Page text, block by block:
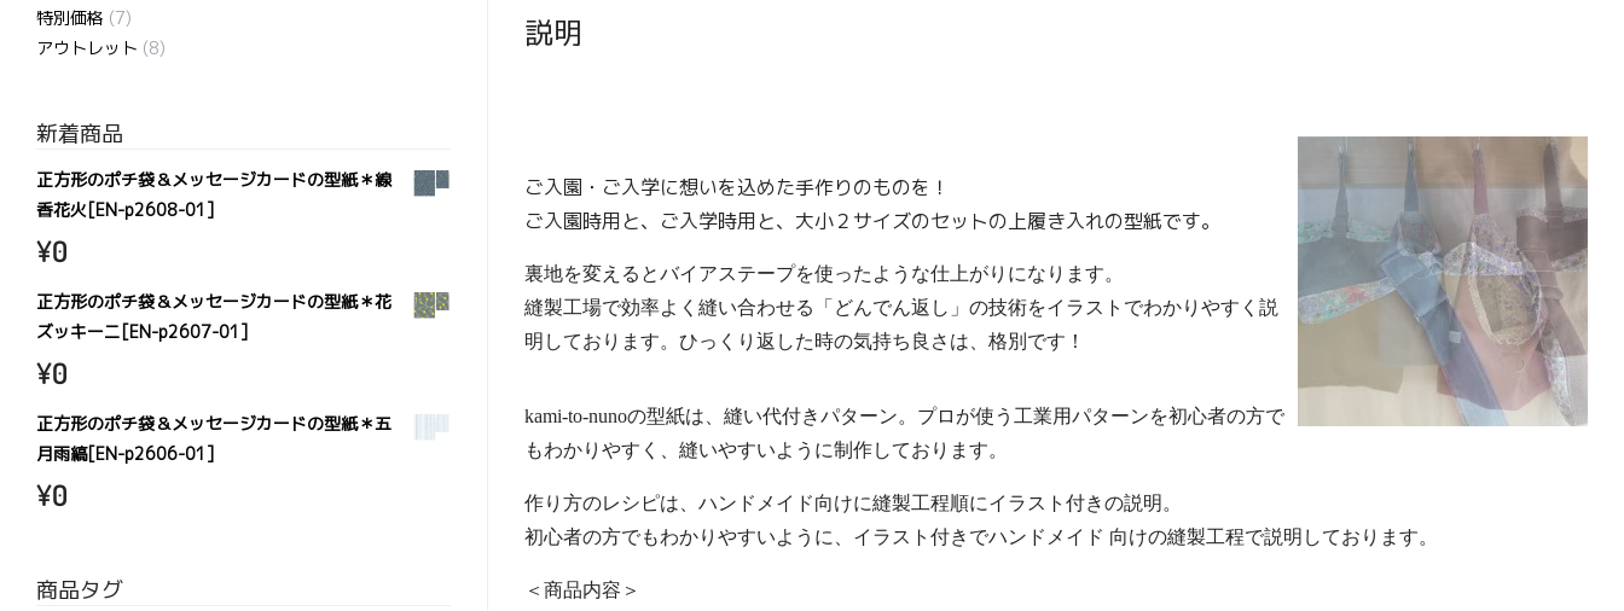
説明
ご入園・ご入学に想いを込めた手作りのものを！
ご入園時用と、ご入学時用と、大小２サイズのセットの上履き入れの型紙です。
裏地を変えるとバイアステープを使ったような仕上がりになります。
縫製工場で効率よく縫い合わせる「どんでん返し」の技術をイラストでわかりやすく説
明しております。ひっくり返した時の気持ち良さは、格別です！
kami-to-nunoの型紙は、縫い代付きパターン。プロが使う工業用パターンを初心者の方で
もわかりやすく、縫いやすいように制作しております。
作り方のレシピは、ハンドメイド向けに縫製工程順にイラスト付きの説明。
初心者の方でもわかりやすいように、イラスト付きでハンドメイド 向けの縫製工程で説明しております。
＜商品内容＞
特別価格 (7)
アウトレット (8)
新着商品
正方形のポチ袋＆メッセージカードの型紙＊線
香花火[EN-p2608-01]
¥0
正方形のポチ袋＆メッセージカードの型紙＊花
ズッキーニ[EN-p2607-01]
¥0
正方形のポチ袋＆メッセージカードの型紙＊五
月雨縞[EN-p2606-01]
¥0
商品タグ